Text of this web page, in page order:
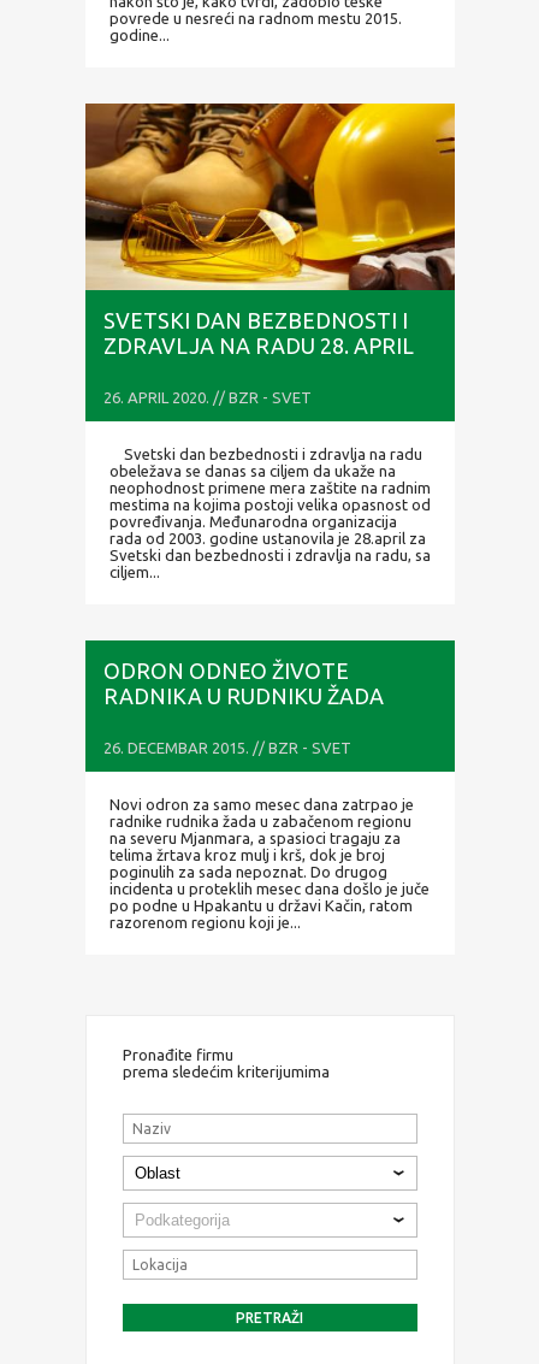
povrede u nesreći na radnom mestu 2015.
godine...
SVETSKI DAN BEZBEDNOSTI I
ZDRAVLJA NA RADU 28. APRIL
26. APRIL 2020. // BZR - SVET
Svetski dan bezbednosti i zdravlja na radu
obeležava se danas sa ciljem da ukaže na
neophodnost primene mera zaštite na radnim
mestima na kojima postoji velika opasnost od
povređivanja. Međunarodna organizacija
rada od 2003. godine ustanovila je 28.april za
Svetski dan bezbednosti i zdravlja na radu, sa
ciljem...
ODRON ODNEO ŽIVOTE
RADNIKA U RUDNIKU ŽADA
26. DECEMBAR 2015. // BZR - SVET
Novi odron za samo mesec dana zatrpao je
radnike rudnika žada u zabačenom regionu
na severu Mjanmara, a spasioci tragaju za
telima žrtava kroz mulj i krš, dok je broj
poginulih za sada nepoznat. Do drugog
incidenta u proteklih mesec dana došlo je juče
po podne u Hpakantu u državi Kačin, ratom
razorenom regionu koji je...
Pronađite firmu
prema sledećim kriterijumima